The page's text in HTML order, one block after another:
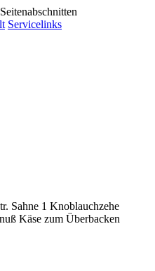
Servicelinks
Sahne 1 Knoblauchzehe
Käse zum Überbacken